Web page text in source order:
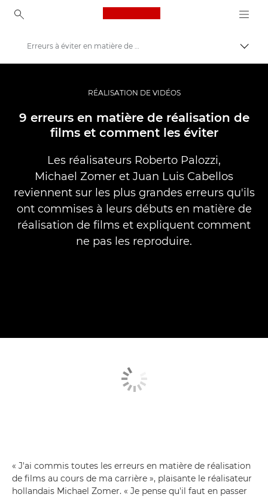
Canon Logo, back to
Vidéo et photographie professionnelles
Histoires
Erreurs à éviter en matière de réalisation de films
RÉALISATION DE VIDÉOS
9 erreurs en matière de réalisation de
films et comment les éviter
Les réalisateurs Roberto Palozzi,
Michael Zomer et Juan Luis Cabellos
reviennent sur les plus grandes erreurs qu'ils
ont commises à leurs débuts en matière de
réalisation de films et expliquent comment
ne pas les reproduire.
« J'ai commis toutes les erreurs en matière de réalisation
de films au cours de ma carrière », plaisante le réalisateur
hollandais Michael Zomer. « Je pense qu'il faut en passer